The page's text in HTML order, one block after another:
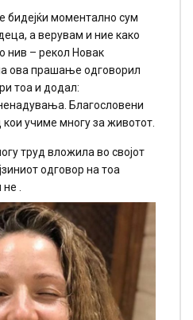
моментално сум
а верувам и ние како
нив – рекол Новак
ова прашање одговорил
тоа и додал:
Благословени
учиме многу за животот.
труд вложила во својот
одговор на тоа
.